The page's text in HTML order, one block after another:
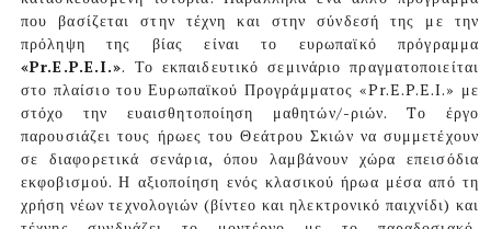
που βασίζεται στην τέχνη και στην σύνδεσή της με την
πρόληψη της βίας είναι το ευρωπαϊκό πρόγραμμα
«Pr.E.P.E.I.». Το εκπαιδευτικό σεμινάριο πραγματοποιείται
στο πλαίσιο του Ευρωπαϊκού Προγράμματος «Pr.E.P.E.I.» με
στόχο την ευαισθητοποίηση μαθητών/-ριών. Tο έργο
παρουσιάζει τους ήρωες του Θεάτρου Σκιών να συμμετέχουν
σε διαφορετικά σενάρια, όπου λαμβάνουν χώρα επεισόδια
εκφοβισμού. Η αξιοποίηση ενός κλασικού ήρωα μέσα από τη
χρήση νέων τεχνολογιών (βίντεο και ηλεκτρονικό παιχνίδι) και